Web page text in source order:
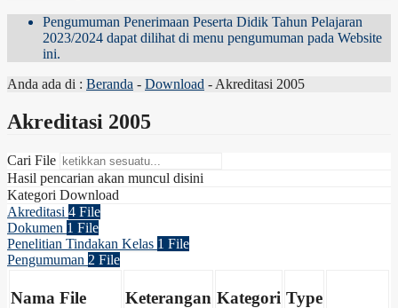
Pengumuman Penerimaan Peserta Didik Tahun Pelajaran
2023/2024 dapat dilihat di menu pengumuman pada Website
ini.
Anda ada di : Beranda - Download - Akreditasi 2005
Akreditasi 2005
Cari File
Hasil pencarian akan muncul disini
Kategori Download
Akreditasi 4 File
Dokumen 1 File
Penelitian Tindakan Kelas 1 File
Pengumuman 2 File
Nama File Keterangan Kategori Type